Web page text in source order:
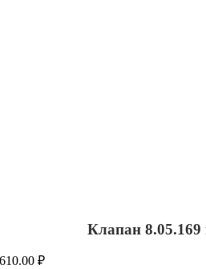
Клапан
610.00₽